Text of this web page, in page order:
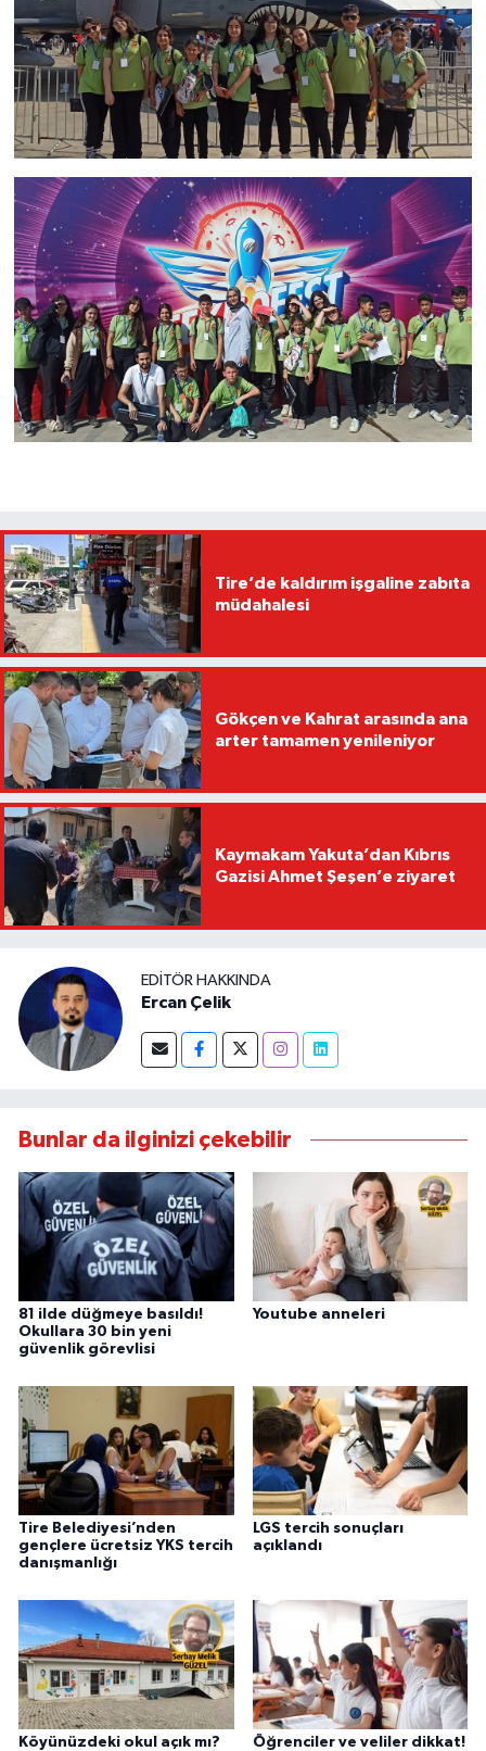
Tire’de kaldırım işgaline zabıta
müdahalesi
Gökçen ve Kahrat arasında ana
arter tamamen yenileniyor
Kaymakam Yakuta’dan Kıbrıs
Gazisi Ahmet Şeşen’e ziyaret
EDITÖR HAKKINDA
Ercan Çelik
Bunlar da ilginizi çekebilir
81 ilde düğmeye basıldı!
Okullara 30 bin yeni
güvenlik görevlisi
Youtube anneleri
Tire Belediyesi’nden
gençlere ücretsiz YKS tercih
danışmanlığı
LGS tercih sonuçları
açıklandı
Köyünüzdeki okul açık mı? Öğrenciler ve veliler dikkat!